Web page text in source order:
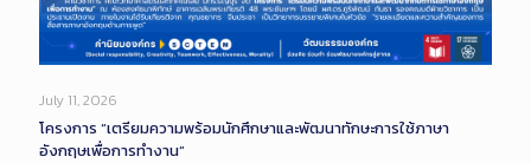
July 11, 2026
โครงการ “เตรียมความพร้อมนักศึกษาและพัฒนาทักษะการใช้ภาษา
อังกฤษเพื่อการทำงาน”